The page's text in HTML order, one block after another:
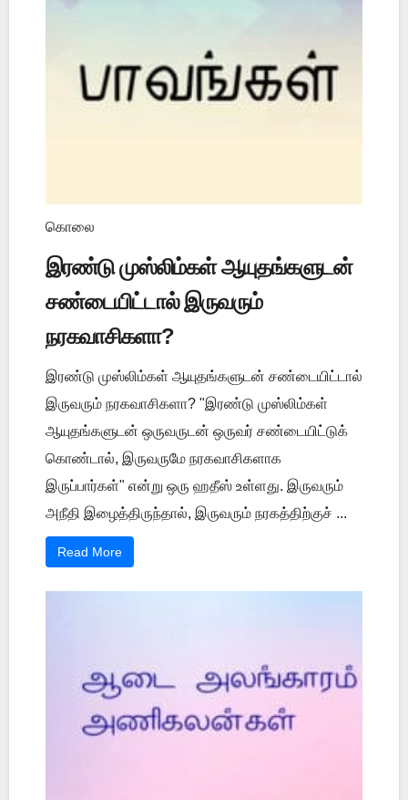
கொலை
இரண்டு முஸ்லிம்கள் ஆயுதங்களுடன்
சண்டையிட்டால் இருவரும்
நரகவாசிகளா?
இரண்டு முஸ்லிம்கள் ஆயுதங்களுடன் சண்டையிட்டால்
இருவரும் நரகவாசிகளா? "இரண்டு முஸ்லிம்கள்
ஆயுதங்களுடன் ஒருவருடன் ஒருவர் சண்டையிட்டுக்
கொண்டால், இருவருமே நரகவாசிகளாக
இருப்பார்கள்" என்று ஒரு ஹதீஸ் உள்ளது. இருவரும்
அநீதி இழைத்திருந்தால், இருவரும் நரகத்திற்குச் ...
Read More